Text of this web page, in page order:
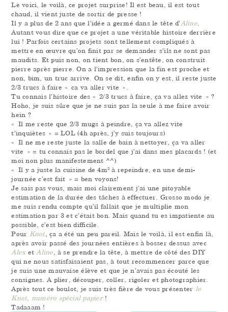
Le voici, le voilà, ce projet surprise! Il est beau, il est tout
chaud, il vient juste de sortir de presse !
Il y a plus de 2 ans que l’idée a germé dans le tête d’Aline.
Autant vous dire que ce projet a une véritable histoire derrière
lui ! Parfois certains projets sont tellement compliqués à
mettre en œuvre qu’on finit par se demander s’ils ne sont pas
maudits. Et puis non, on tient bon, on s’entête, on construit
pierre après pierre. On a l’impression que la fin est proche et
non, bim, un truc arrive. On se dit, enfin on y est, il reste juste
2/3 trucs à faire « ca va aller vite ».
Tu connais l’histoire des « 2/3 trucs à faire, ça va allez vite » ?
Hoho, je suis sûre que je ne suis pas la seule à me faire avoir
hein ?
« Il me reste que 2/3 mugs à peindre, ça va allez vite
t’inquiètes » = LOL (4h après, j’y suis toujours)
« Il ne me reste juste la salle de bain à nettoyer, ça va aller
vite » = tu connais pas le bordel que j’ai dans mes placards ! (et
moi non plus manifestement ^^)
« Il y a juste la cuisine de 4m² à repeindre, en une demi-
journée c’est fait » = ben voyons!
Je sais pas vous, mais moi clairement j’ai une pitoyable
estimation de la durée des tâches à effectuer. Grosso modo je
me suis rendu compte qu’il fallait que je multiplie mon
estimation par 3 et c’était bon. Mais quand tu es impatiente au
possible, c’est bien difficile.
Pour Knot, ça a été un peu pareil. Mais le voilà, il est enfin là,
après avoir passé des journées entières à bosser dessus avec
AlexetAline, à se prendre la tête, à mettre de côté des DIY
qui ne nous satisfaisaient pas, à tout recommencer parce que
je suis une mauvaise élève et que je n’avais pas écouté les
consignes. A plier, découper, coller, rigoler et photographier.
Après tout ce boulot, je suis très fière de vous présenter le
Knot, numéro spécial papier!
Tadaaam !